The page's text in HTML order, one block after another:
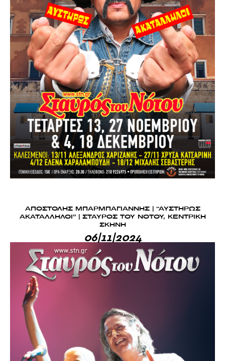
ΑΠΟΣΤΟΛΗΣ ΜΠΑΡΜΠΑΓΙΑΝΝΗΣ | “ΑΥΣΤΗΡΩΣ
ΑΚΑΤΑΛΛΗΛΟΙ” | ΣΤΑΥΡΟΣ ΤΟΥ ΝΟΤΟΥ, ΚΕΝΤΡΙΚΗ
ΣΚΗΝΗ
06|11|2024